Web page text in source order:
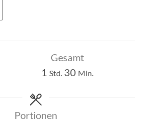
Gesamt
1 Stunde
Std. 30Minuten
Min.
Portionen